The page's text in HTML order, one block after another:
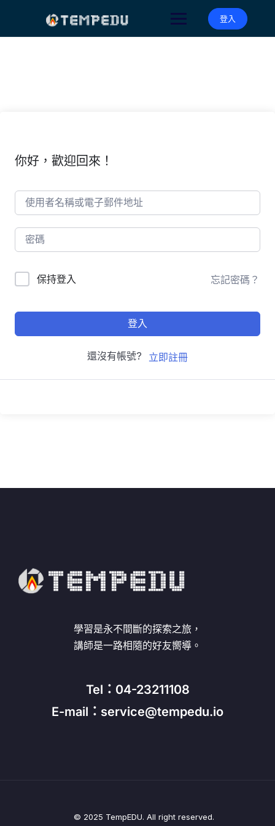
登入
你好，歡迎回來！
保持登入 忘記密碼？
登入
還沒有帳號? 立即註冊
學習是永不間斷的探索之旅，
講師是一路相隨的好友嚮導。
Tel：04-23211108
E-mail：service@tempedu.io
© 2025 TempEDU. All right reserved.